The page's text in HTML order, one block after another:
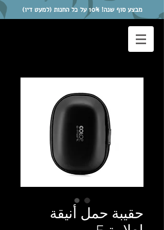
מבצע סוף שנה! 10% על כל החנות (למעט דיו)
حقيبة حمل أنيقة